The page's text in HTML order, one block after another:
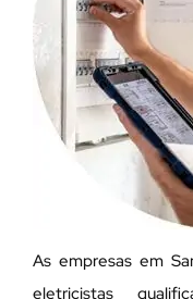
As empresas em
eletricistas